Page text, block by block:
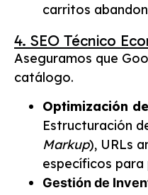
carritos
4. SEO Técnico
Aseguramos que
catálogo.
Optimización
Estructuración
Markup), URLs
específicos
Gestión de